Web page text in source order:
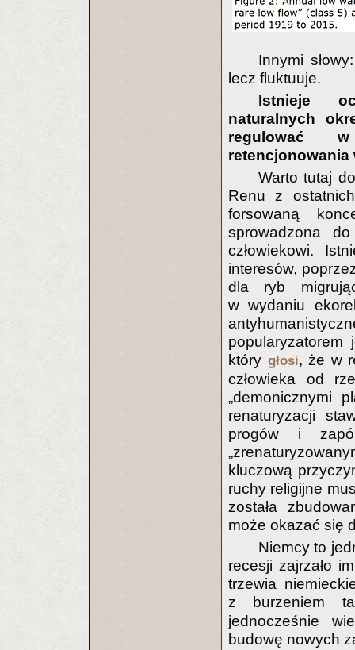
Innymi
lecz fluktuuje.
Istnieje
naturalnych
regulować
retencjonowania
Warto tutaj
Renu z
forsowaną
sprowadzona
człowiekowi.
interesów,
dla ryb
w wydaniu
popularyzatorem
który głosi, że w
człowieka od
„demonicznymi
renaturyzacji
progów i
kluczową
ruchy religijne
została
może okazać się
Niemcy to
recesji zajrzało
trzewia
z burzeniem
jednocześnie
budowę nowych